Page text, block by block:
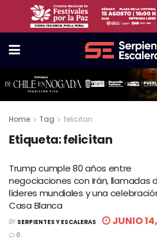
Home Tag felicitan
Etiqueta:felicitan
Trump cumple 80 años entre
negociaciones con Irán, llamadas
líderes mundiales y una
Casa Blanca
BY SERPIENTES Y ESCALERAS JUNIO
0